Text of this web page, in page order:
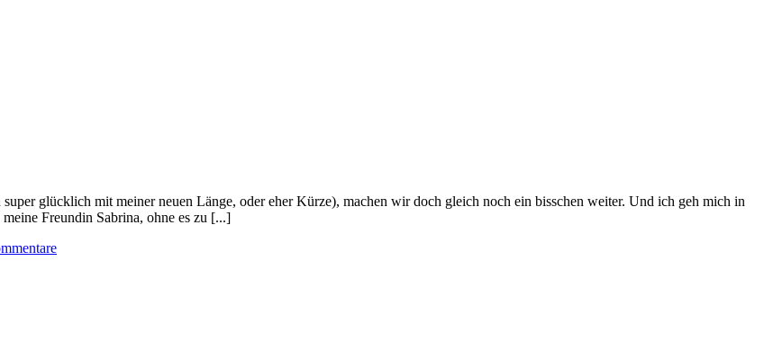
glücklich mit meiner neuen Länge, oder eher Kürze), machen wir doch gleich noch ein bisschen weiter. Und ich geh mich in
Freundin Sabrina, ohne es zu [...]